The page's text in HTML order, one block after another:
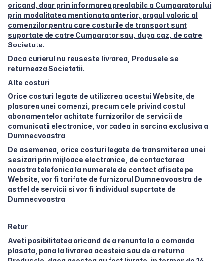
oricand, doar prin informarea prealabila a Cumparatorului
prin modalitatea mentionata anterior, pragul valoric al
comenzilor pentru care costurile de transport sunt
suportate de catre Cumparator sau, dupa caz, de catre
Societate.
Daca curierul nu reuseste livrarea, Produsele se
returneaza Societatii.
Alte costuri
Orice costuri legate de utilizarea acestui Website, de
plasarea unei comenzi, precum cele privind costul
abonamentelor achitate furnizorilor de servicii de
comunicatii electronice, vor cadea in sarcina exclusiva a
Dumneavoastra
De asemenea, orice costuri legate de transmiterea unei
sesizari prin mijloace electronice, de contactarea
noastra telefonica la numerele de contact afisate pe
Website, vor fi tarifate de furnizorul Dumneavoastra de
astfel de servicii si vor fi individual suportate de
Dumneavoastra
Retur
Aveti posibilitatea oricand de a renunta la o comanda
plasata, pana la livrarea acesteia sau de a returna